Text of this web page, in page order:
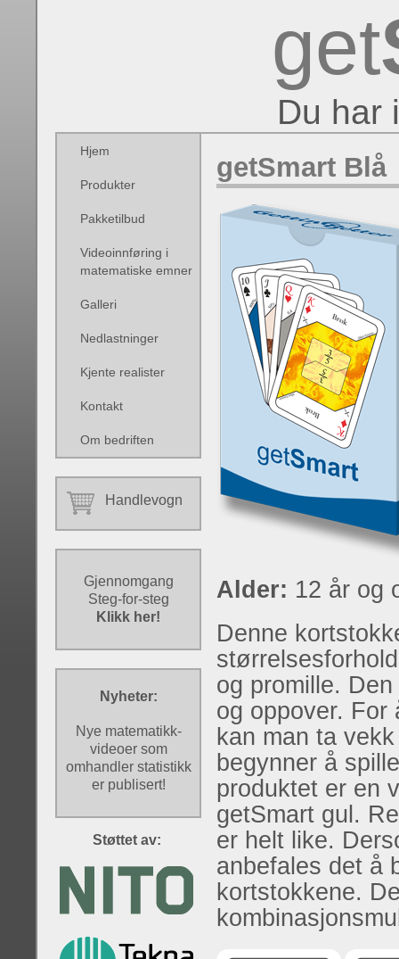
get
Du har
getSmart Blå
Alder: 12 år og
Denne
og promille.
og oppover. For
kan man ta
begynner å
produktet er en
getSmart gul.
er helt like.
anbefales det å
kortstokkene.
Hjem
Produkter
Pakketilbud
Videoinnføring i
matematiske emner
Galleri
Nedlastninger
Kjente realister
Kontakt
Om bedriften
Handlevogn
Gjennomgang
Steg-for-steg
Klikk her!
Nyheter:
Nye matematikk-
videoer som
omhandler statistikk
er publisert!
Støttet av: